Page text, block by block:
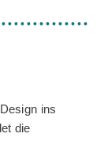
ins
die